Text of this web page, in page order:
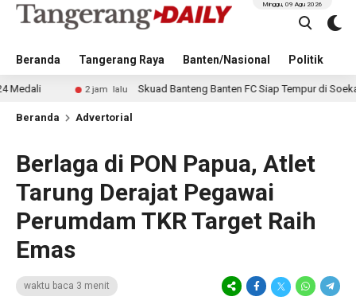
Beranda Tangerang Raya Banten/Nasional Politik
Minggu, 09 Agu 2026
2 jam lalu Skuad Banteng Banten FC Siap Tempur di Soekarno Cup
Beranda Advertorial
Berlaga di PON Papua, Atlet
Tarung Derajat Pegawai
Perumdam TKR Target Raih
Emas
waktu baca 3 menit